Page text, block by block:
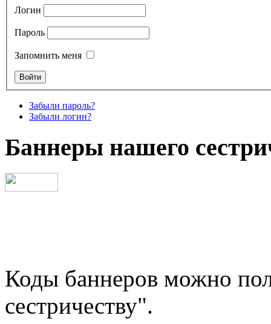
Логин
Пароль
Запомнить меня
Забыли пароль?
Забыли логин?
Баннеры нашего
Коды баннеров можно
сестричеству".